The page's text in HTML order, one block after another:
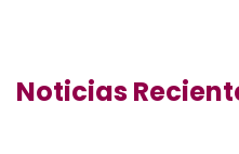
Noticias